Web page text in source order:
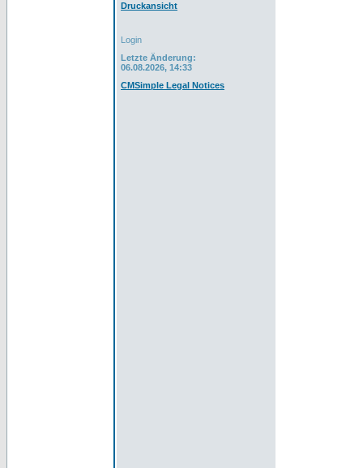
Druckansicht
Login
Letzte Änderung:
06.08.2026, 14:33
CMSimple Legal Notices